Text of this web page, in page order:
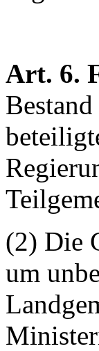
Art. 6.
(2) Die
um